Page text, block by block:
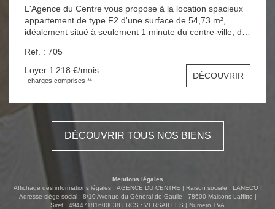
L'Agence du Centre vous propose à la location spacieux
appartement de type F2 d'une surface de 54,73 m²,
idéalement situé à seulement 1 minute du centre-ville, de
copropriété calme et agréable. Il se compose d'une
entrée, d'une chambre avec placards, d'un grand séjour
lumineux, d'une cuisine ouverte aménagée ainsi que
d'une salle de douches avec WC. Cet appartement offre
un cadre de vie confortable et fonctionnel, à proximité
Loyer charges comprises : 1 218 € / mois Dépôt de
garantie : 1 173 € Honoraires locataire : 826,42 €
plus d'informations ou pour organiser une visite,
contactez AGENCE DU CENTRE au 06 63 47 49 70 ou
par email : agenceducentrelocation@gmail.com .
Ref. : 705
Loyer 1 218 €/mois
charges comprises ** DÉCOUVRIR
DÉCOUVRIR TOUS NOS BIENS
Mentions légales
Affichage des informations légales : AGENCE DU CENTRE | Raison sociale : LANECO |
Adresse siège social : 8/10 Avenue du Général de Gaulle - 78600 Maisons-Laffitte |
Siret : 49447181600038 | RCS : VERSAILLES | Numero TVA